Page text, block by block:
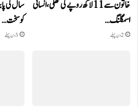
خاتون سے 11 لاکھ روپے کی ٹھگی، انسانی
اسمگلنگ…
2 دن پہلے
سال کی
کو سخت…
3 دن پہلے